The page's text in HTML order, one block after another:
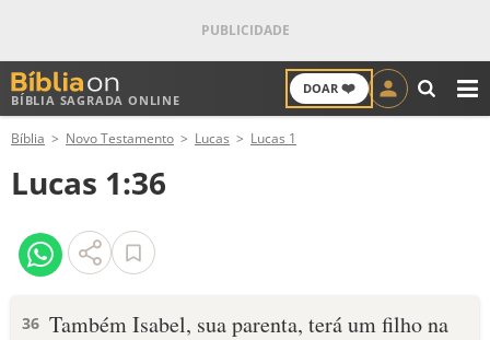
BÍBLIA SAGRADA ONLINE
DOAR ❤️
ANTIGO TESTAMENTO
NOVO TESTAMENTO
VERSÍCULOS
Bíblia Novo Testamento Lucas Lucas 1
Lucas 1:36
36 Também Isabel, sua parenta, terá um filho na